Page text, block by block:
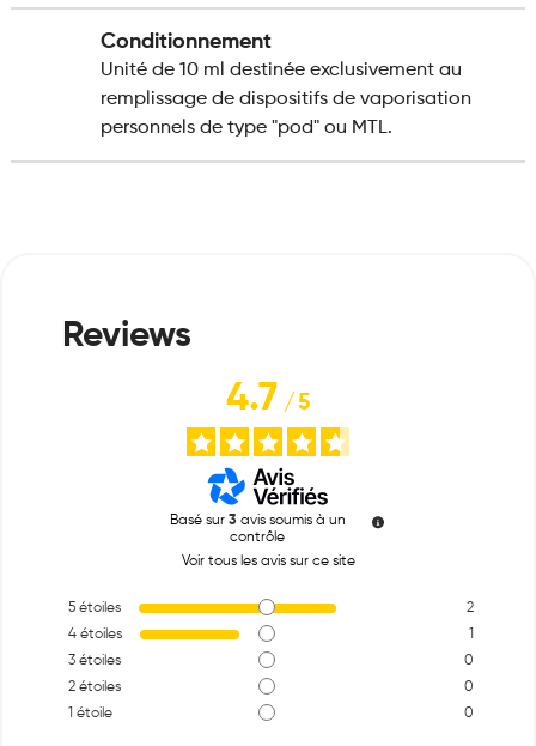
Conditionnement
Unité de 10 ml destinée exclusivement au
remplissage de dispositifs de vaporisation
personnels de type "pod" ou MTL.
4.7/5
Basé sur 3 avis soumis à un
contrôle
Voir tous les avis sur ce site
5 étoiles
2
4 étoiles
1
3 étoiles
0
2 étoiles
0
1 étoile 0